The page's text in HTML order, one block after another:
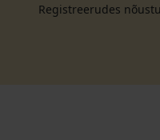
Registreerudes